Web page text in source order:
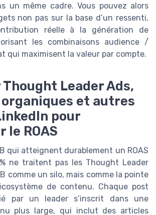
un même cadre. Vous pouvez alors
non pas sur la base d’un ressenti,
réelle à la génération de
les combinaisons audience /
qui maximisent la valeur par compte.
Leader Ads,
et autres
pour
le ROAS
qui atteignent durablement un ROAS
ne traitent pas les Thought Leader
comme un silo, mais comme la pointe
de contenu. Chaque post
par un leader s’inscrit dans une
plus large, qui inclut des articles